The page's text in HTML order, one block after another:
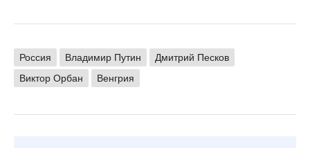
Россия Владимир Путин
Дмитрий Песков
Виктор Орбан
Венгрия